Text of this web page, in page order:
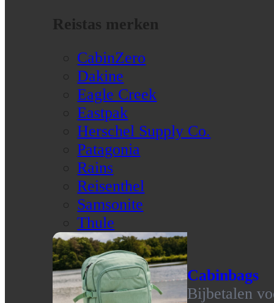
Reistas merken
CabinZero
Dakine
Eagle Creek
Eastpak
Herschel Supply Co.
Patagonia
Rains
Reisenthel
Samsonite
Thule
Cabinbags
Bijbetalen